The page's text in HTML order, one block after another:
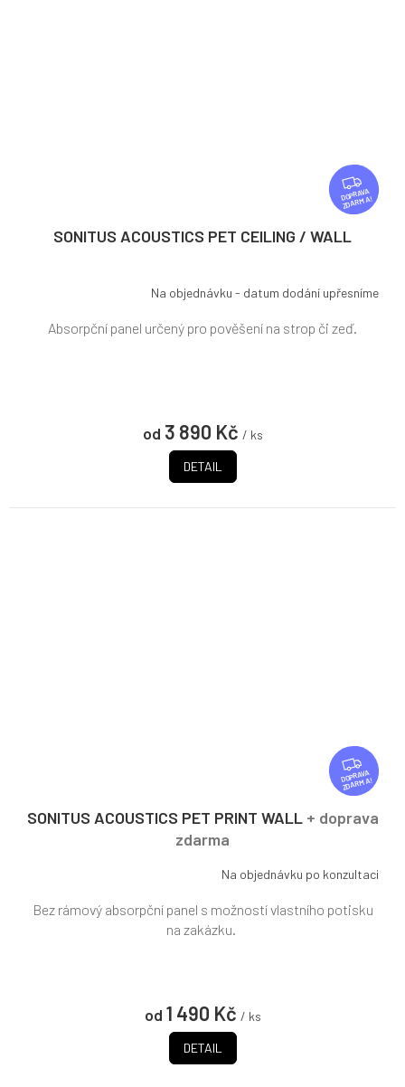
Z
D
A
ZDARMA
SONITUS ACOUSTICS PET CEILING / WALL
Na objednávku - datum dodání upřesníme
od 3 890 Kč / ks
DETAIL
Absorpční panel určený pro pověšení na strop či zeď.
Z
D
A
R
M
ZDARMA
SONITUS ACOUSTICS PET PRINT WALL + doprava
zdarma
Na objednávku po konzultaci
od 1 490 Kč / ks
DETAIL
Bez rámový absorpční panel s možností vlastního potisku
na zakázku.